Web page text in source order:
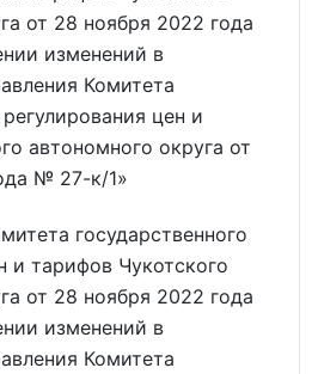
от 28 ноября 2022 года
изменений в
Комитета
цен и
автономного округа от
№ 27-к/1»
государственного
и тарифов Чукотского
от 28 ноября 2022 года
изменений в
Комитета